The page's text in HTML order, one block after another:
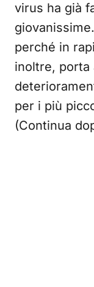
virus ha già
perché in
inoltre, porta
per i più
(Continua